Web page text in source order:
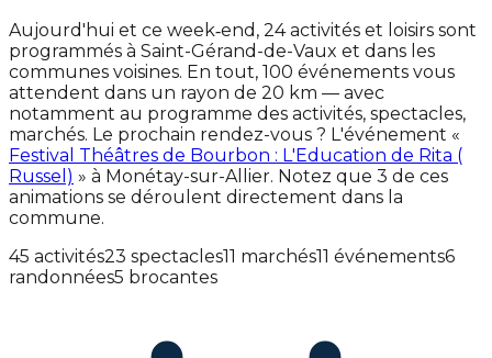
Aujourd'hui et ce week‑end, 24 activités et loisirs sont
programmés à Saint-Gérand-de-Vaux et dans les
communes voisines. En tout, 100 événements vous
attendent dans un rayon de 20 km — avec
notamment au programme des activités, spectacles,
marchés. Le prochain rendez-vous ? L'événement «
Festival Théâtres de Bourbon : L'Education de Rita (
Russel) » à Monétay-sur-Allier. Notez que 3 de ces
animations se déroulent directement dans la
commune.
45 activités23 spectacles11 marchés11 événements6
randonnées5 brocantes